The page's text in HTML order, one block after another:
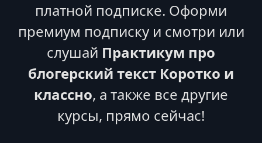
платной подписке. Оформи
премиум подписку и смотри или
слушай Практикум про
блогерский текст Коротко и
классно, а также все другие
курсы, прямо сейчас!